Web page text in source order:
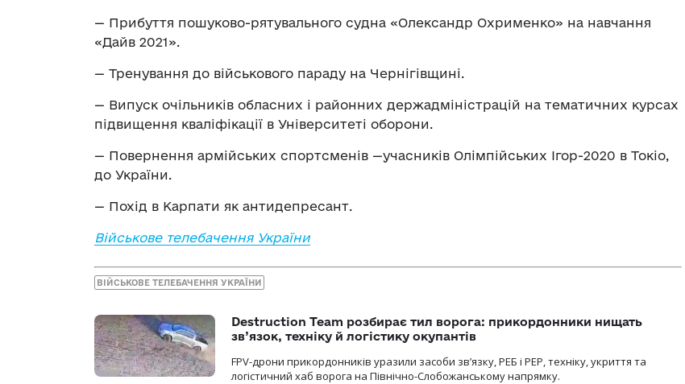
— Прибуття пошуково-рятувального судна «Олександр Охрименко» на навчання
«Дайв 2021».
— Тренування до військового параду на Чернігівщині.
— Випуск очільників обласних і районних держадміністрацій на тематичних курсах
підвищення кваліфікації в Університеті оборони.
— Повернення армійських спортсменів —учасників Олімпійських Ігор-2020 в Токіо,
до України.
— Похід в Карпати як антидепресант.
Військове телебачення України
ВІЙСЬКОВЕ ТЕЛЕБАЧЕННЯ УКРАЇНИ
Destruction Team розбирає тил ворога: прикордонники нищать
зв’язок, техніку й логістику окупантів
FPV-дрони прикордонників уразили засоби зв’язку, РЕБ і РЕР, техніку, укриття та
логістичний хаб ворога на Північно-Слобожанському напрямку.